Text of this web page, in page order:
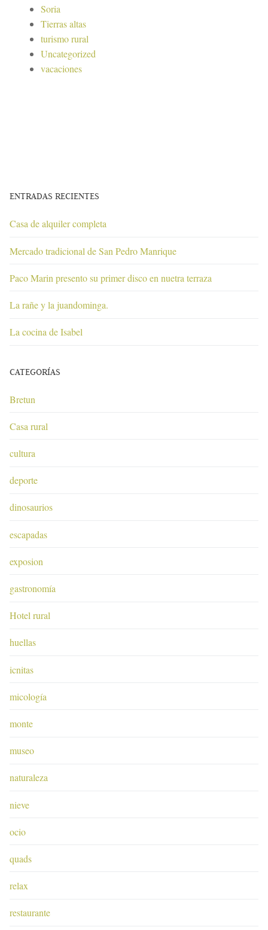
Soria
Tierras altas
turismo rural
Uncategorized
vacaciones
ENTRADAS RECIENTES
Casa de alquiler completa
Mercado tradicional de San Pedro Manrique
Paco Marin presento su primer disco en nuetra terraza
La rañe y la juandominga.
La cocina de Isabel
CATEGORÍAS
Bretun
Casa rural
cultura
deporte
dinosaurios
escapadas
exposion
gastronomía
Hotel rural
huellas
icnitas
micología
monte
museo
naturaleza
nieve
ocio
quads
relax
restaurante